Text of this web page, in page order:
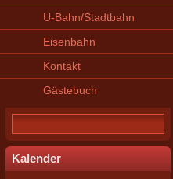
U-Bahn/Stadtbahn
Eisenbahn
Kontakt
Gästebuch
Kalender